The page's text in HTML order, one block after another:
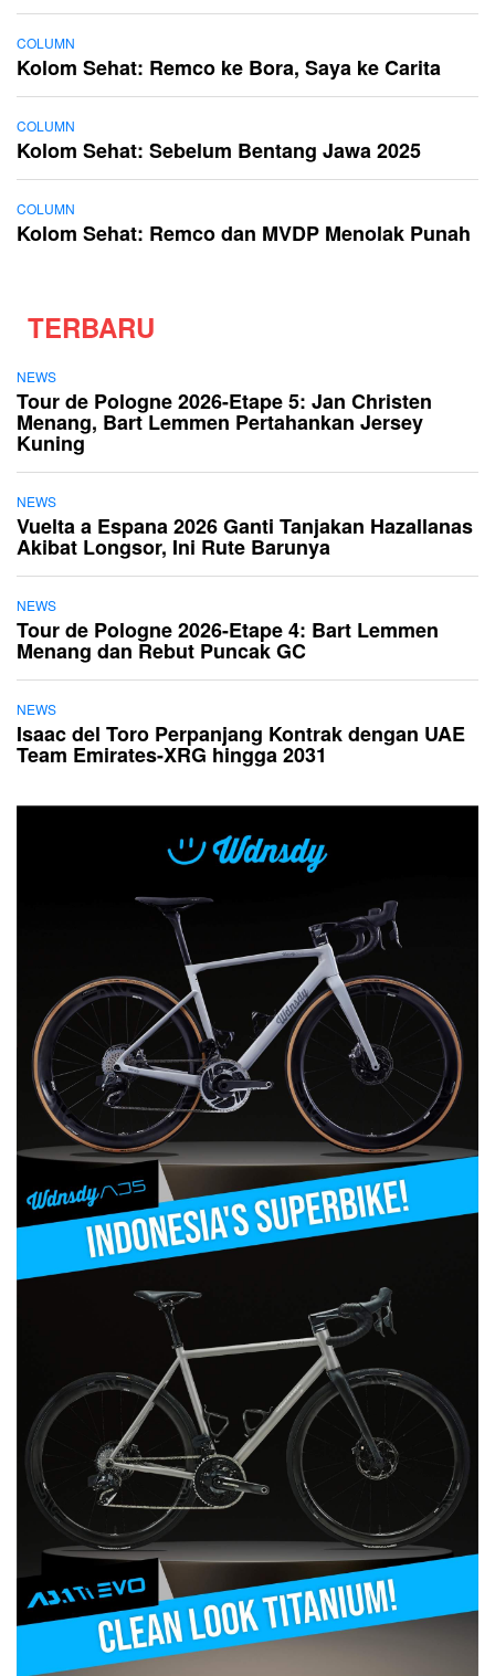
COLUMN
Kolom Sehat: Remco ke Bora, Saya ke Carita
COLUMN
Kolom Sehat: Sebelum Bentang Jawa 2025
COLUMN
Kolom Sehat: Remco dan MVDP Menolak Punah
TERBARU
NEWS
Tour de Pologne 2026-Etape 5: Jan Christen
Menang, Bart Lemmen Pertahankan Jersey
Kuning
NEWS
Vuelta a Espana 2026 Ganti Tanjakan Hazallanas
Akibat Longsor, Ini Rute Barunya
NEWS
Tour de Pologne 2026-Etape 4: Bart Lemmen
Menang dan Rebut Puncak GC
NEWS
Isaac del Toro Perpanjang Kontrak dengan UAE
Team Emirates-XRG hingga 2031